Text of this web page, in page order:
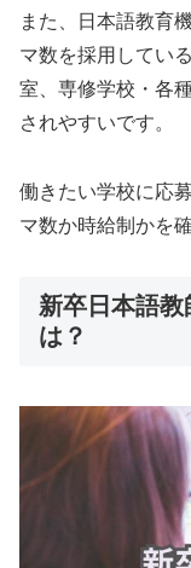
また、日本語教育
マ数を採用してい
室、専修学校・各
されやすいです。
働きたい学校に応
マ数か時給制かを
新卒日本語教
は？